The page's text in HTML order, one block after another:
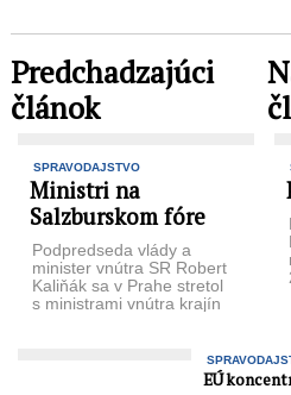
Predchadzajúci
článok
SPRAVODAJSTVO
Ministri na
Salzburskom fóre
Podpredseda vlády a
minister vnútra SR Robert
Kaliňák sa v Prahe stretol
s ministrami vnútra krajín
EÚ